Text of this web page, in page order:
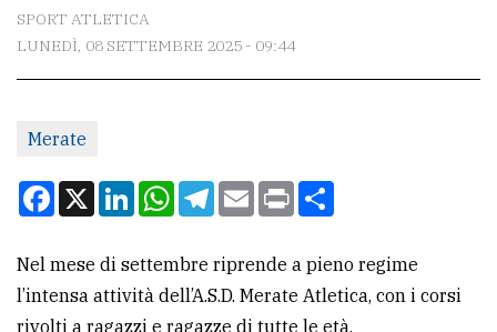
CONTATTI
Scrivici
Per
la
pubblicità
SPORT ATLETICA
LUNEDÌ, 08 SETTEMBRE 2025 - 09:44
Merate
Facebook
X LinkedInWhatsApp
Telegram
EmailPrint
Nel mese di settembre riprende a pieno regime
l’intensa attività dell’A.S.D. Merate Atletica, con i corsi
rivolti a ragazzi e ragazze di tutte le età.